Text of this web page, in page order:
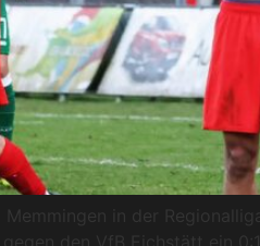
in der
den VfB Eichstätt ein